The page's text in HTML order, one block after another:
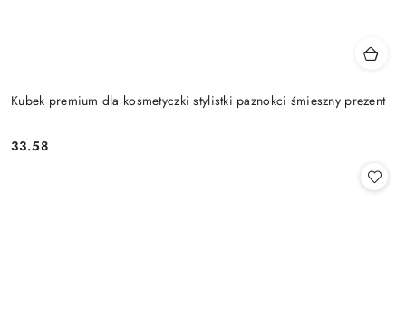
Kubek premium dla kosmetyczki stylistki paznokci śmieszny prezent
Cena:
33.58